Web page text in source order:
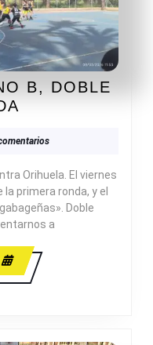
B, DOBLE
B,
JORNADA
Orihuela. El viernes
primera ronda, y el
Doble
a
LEER
MÁS